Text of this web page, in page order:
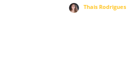
Thais Rodrigues